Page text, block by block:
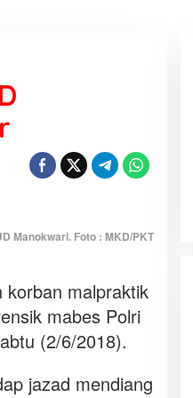
Manokwari. Foto : MKD/PKT
korban malpraktik
mabes Polri
(2/6/2018).
jazad mendiang
ANTARA SUNNATULLAH